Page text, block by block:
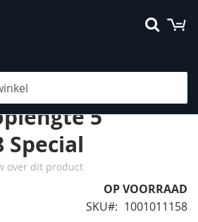
Hollyday
5"
Special
over dit product
OP VOORRAAD
SKU
1001011158